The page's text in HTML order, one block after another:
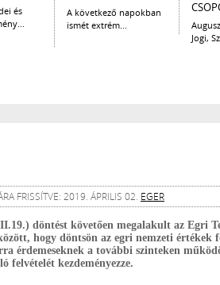
és
A következő napokban
ismét extrém...
Jogi,
FRISSÍTVE: 2019. ÁPRILIS 02. EGER
döntést követően megalakult az Egri
hogy döntsön az egri nemzeti értékek
érdemeseknek a további szinteken
felvételét kezdeményezze.